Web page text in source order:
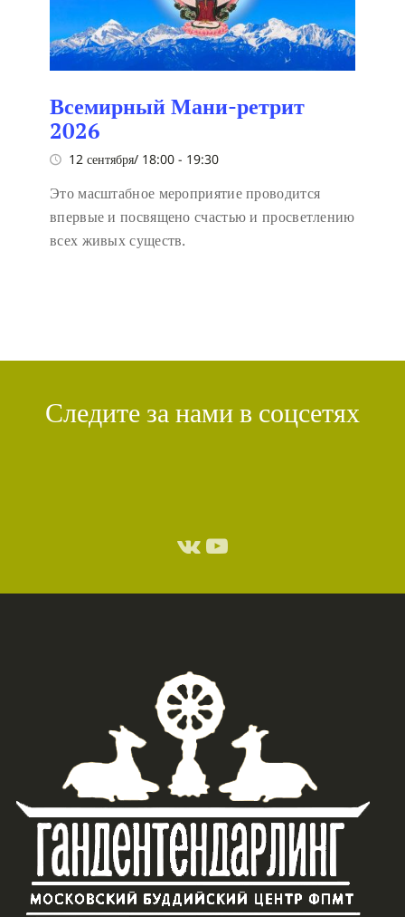
Всемирный Мани-ретрит
2026
12 сентября/ 18:00 - 19:30
Это масштабное мероприятие проводится
впервые и посвящено счастью и просветлению
всех живых существ.
Следите за нами в соцсетях